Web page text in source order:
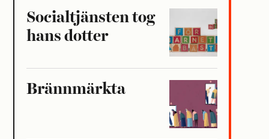
Socialtjänsten tog
hans dotter
Brännmärkta